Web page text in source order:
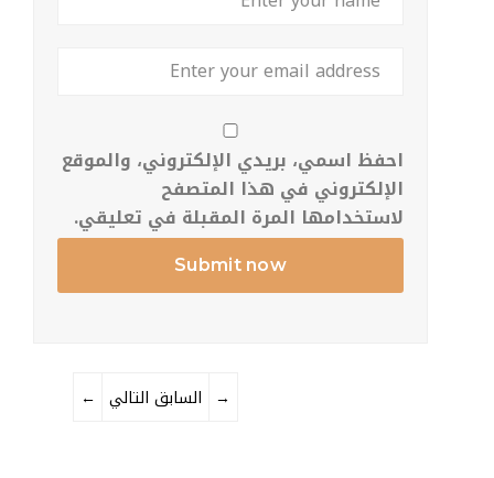
احفظ اسمي، بريدي الإلكتروني، والموقع
الإلكتروني في هذا المتصفح
لاستخدامها المرة المقبلة في تعليقي.
← السابق →